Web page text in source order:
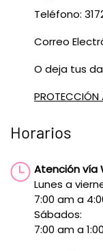
Teléfono:
Correo
O deja tus
PROTECCIÓN
Horarios
Atención vía
Lunes a
7:00 am a
Sábados:
7:00 am a